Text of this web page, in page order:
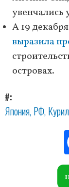
увенчались
А 19
выразила
островах.
#
Япония РФ